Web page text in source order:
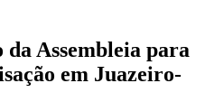
Assembleia para
em Juazeiro-